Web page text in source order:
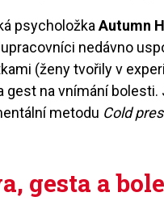
psycholožkaAutumn
nedávno
(ženy tvořily v
gest na vnímání
metodu Cold
gesta a